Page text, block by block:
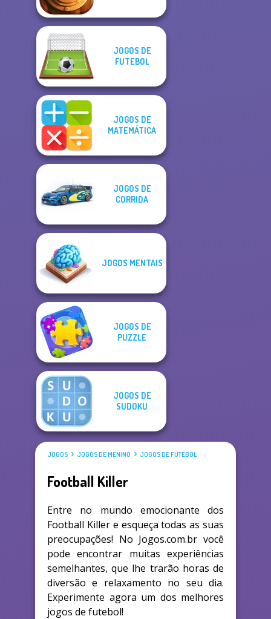
JOGOS DE
FUTEBOL
JOGOS DE
MATEMÁTICA
JOGOS DE
CORRIDA
JOGOS MENTAIS
JOGOS DE
PUZZLE
JOGOS DE
SUDOKU
JOGOS JOGOS DE MENINO JOGOS DE FUTEBOL
Football Killer
Entre no mundo emocionante dos
Football Killer e esqueça todas as suas
preocupações! No Jogos.com.br você
pode encontrar muitas experiências
semelhantes, que lhe trarão horas de
diversão e relaxamento no seu dia.
Experimente agora um dos melhores
jogos de futebol!